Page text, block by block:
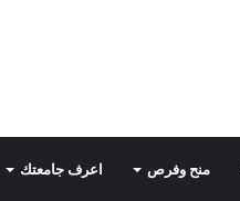
منح وفرص اعرف جامعتك